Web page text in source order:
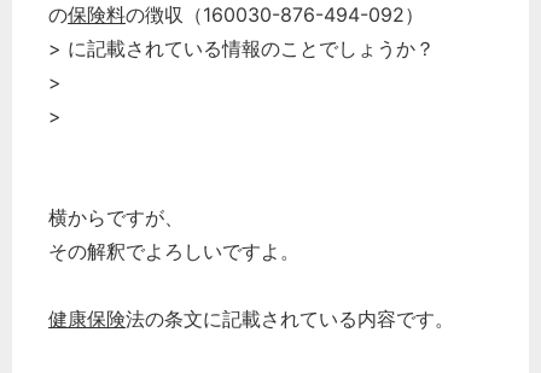
の保険料の徴収（160030-876-494-092）
> に記載されている情報のことでしょうか？
>
>
横からですが、
その解釈でよろしいですよ。
健康保険法の条文に記載されている内容です。